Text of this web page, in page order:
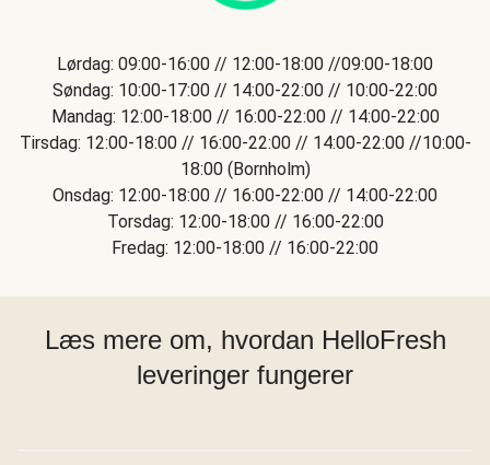
Lørdag: 09:00-16:00 // 12:00-18:00 //09:00-18:00
Søndag: 10:00-17:00 // 14:00-22:00 // 10:00-22:00
Mandag: 12:00-18:00 // 16:00-22:00 // 14:00-22:00
Tirsdag: 12:00-18:00 // 16:00-22:00 // 14:00-22:00 //10:00-
18:00 (Bornholm)
Onsdag: 12:00-18:00 // 16:00-22:00 // 14:00-22:00
Torsdag: 12:00-18:00 // 16:00-22:00
Fredag: 12:00-18:00 // 16:00-22:00
Læs mere om, hvordan HelloFresh
leveringer fungerer